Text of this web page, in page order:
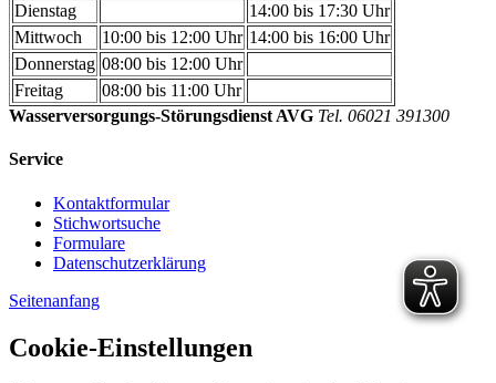
Dienstag
14:00 bis 17:30 Uhr
Mittwoch
10:00 bis 12:00 Uhr 14:00 bis 16:00 Uhr
Donnerstag 08:00 bis 12:00 Uhr
Freitag
08:00 bis 11:00 Uhr
Wasserversorgungs-Störungsdienst AVG Tel. 06021 391300
Service
Kontaktformular
Stichwortsuche
Formulare
Datenschutzerklärung
Seitenanfang
Cookie-Einstellungen